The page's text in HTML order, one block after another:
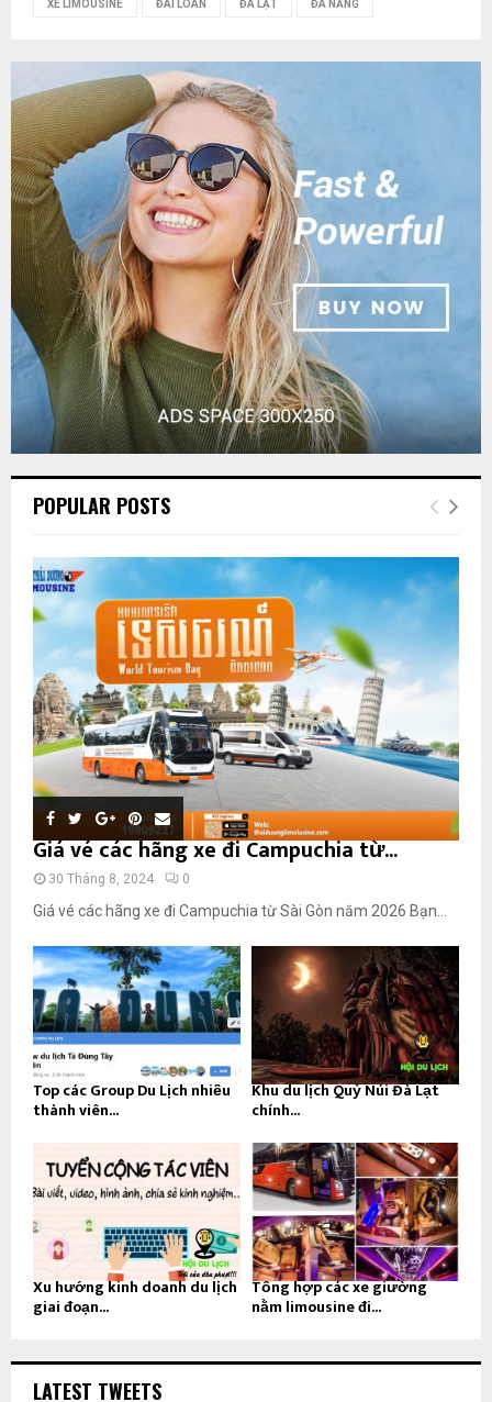
XE LIMOUSINE ĐÀI LOAN ĐÀ LẠT ĐÀ NẴNG
POPULAR POSTS
Giá vé các hãng xe đi Campuchia từ...
30 Tháng 8, 2024 0
Giá vé các hãng xe đi Campuchia từ Sài Gòn năm 2026 Bạn...
Top các Group Du Lịch nhiều
thành viên...
Khu du lịch Quỷ Núi Đà Lạt
chính...
Xu hướng kinh doanh du lịch
giai đoạn...
Tổng hợp các xe giường
nằm limousine đi...
LATEST TWEETS